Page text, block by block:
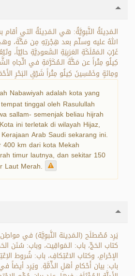
الـمَدِينَةُ النَّبوِيَّةُ: هي الـمَدِينَةُ التي
اللهُ عليه وسلّم بعد هِجْرتِهِ مِن مَكَّةَ،
غَرْبَ الـمَمْلَكَةِ العَرَبِيَةِ السَّعودِيَّةِ حالِيّاً،
كِيلُو مِتْراً عن مَكَّةَ الـمُكَرَّمَةِ في اتِّجاهِ
ومِائةٍ وخَمْسِينَ كِيلُو مِتْراً شَرْقِ البَحْرِ
Nabawiyah adalah kota yang
tinggal oleh Rasulullah
sallam- semenjak beliau hijrah
ini terletak di wilayah Hijaz,
Arab Saudi sekarang ini.
km dari kota Mekah
timur lautnya, dan sekitar 150
Laut Merah.
يَرِد مُصْطلَح (الـمَدِينة النَّبوِيَّة) في
كتاب الحَجِّ، باب: الـمَواقِيت، وباب: سُنَن
الإحْرامِ، وكتاب الاعْتِكافِ، باب: شُروط
باب: بيان أَحْكامِ أهلِ الذِّمَّةِ. ويَرِد